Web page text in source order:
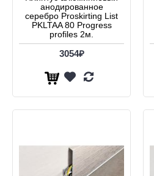
анодированное
серебро Proskirting List
PKLTAA 80 Progress
profiles 2м.
3054₽